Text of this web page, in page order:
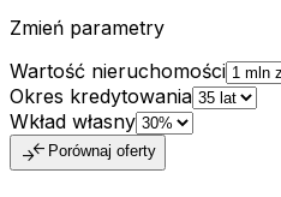
Zmień parametry
Wartość nieruchomości
Okres kredytowania
Wkład własny
compare_arrows Porównaj oferty